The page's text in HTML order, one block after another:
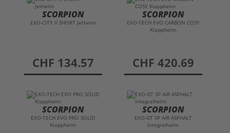
SCORPION
EXO-CITY II SHORT Jethelm
preis
CHF 134.57
SCORPION
EXO-TECH EVO CARBON COSY
Klapphelm
preis
CHF 420.69
SCORPION
EXO-TECH EVO PRO SOLID
Klapphelm
SCORPION
EXO-GT SP AIR ASPHALT
Integralhelm